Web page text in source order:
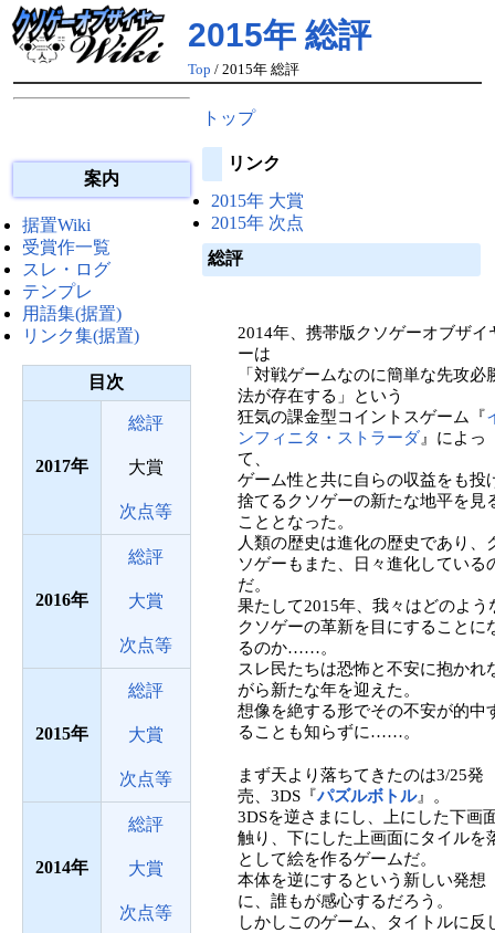
2015年 総評
Top / 2015年 総評
案内
据置Wiki
受賞作一覧
スレ・ログ
テンプレ
用語集(据置)
リンク集(据置)
目次
2017
総評
大賞
次点等
2016
総評
大賞
次点等
2015
総評
大賞
次点等
2014
総評
大賞
次点等
トップ
リンク
2015年 大賞
2015年 次点
総評
2014年、携帯版クソゲーオブザイ
ーは
「対戦ゲームなのに簡単な先攻必
法が存在する」という
狂気の課金型コイントスゲーム『
ンフィニタ・ストラーダ 』によっ
て、
ゲーム性と共に自らの収益をも投
捨てるクソゲーの新たな地平を見
こととなった。
人類の歴史は進化の歴史であり、
ソゲーもまた、日々進化している
だ。
果たして2015年、我々はどのよう
クソゲーの革新を目にすることに
るのか……。
スレ民たちは恐怖と不安に抱かれ
がら新たな年を迎えた。
想像を絶する形でその不安が的中
ることも知らずに……。
まず天より落ちてきたのは3/25発
売、3DS『パズルボトル』。
3DSを逆さまにし、上にした下画
触り、下にした上画面にタイルを
として絵を作るゲームだ。
本体を逆にするという新しい発想
に、誰もが感心するだろう。
しかしこのゲーム、タイトルに反